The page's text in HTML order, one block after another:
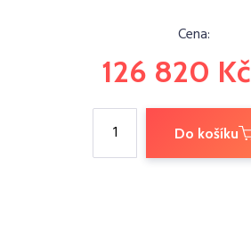
Cena:
126 820 Kč
Do košíku